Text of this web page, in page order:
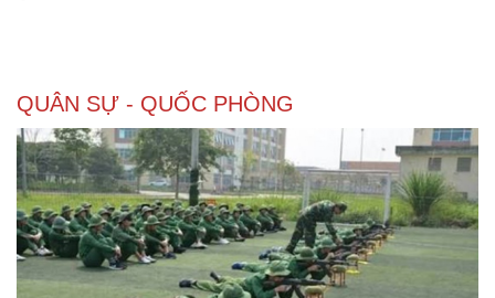
QUÂN SỰ - QUỐC PHÒNG